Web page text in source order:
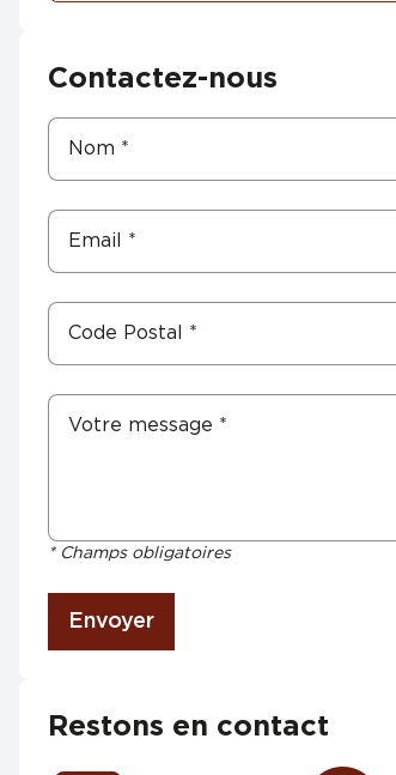
Contactez-nous
* Champs obligatoires
Envoyer
Restons en contact